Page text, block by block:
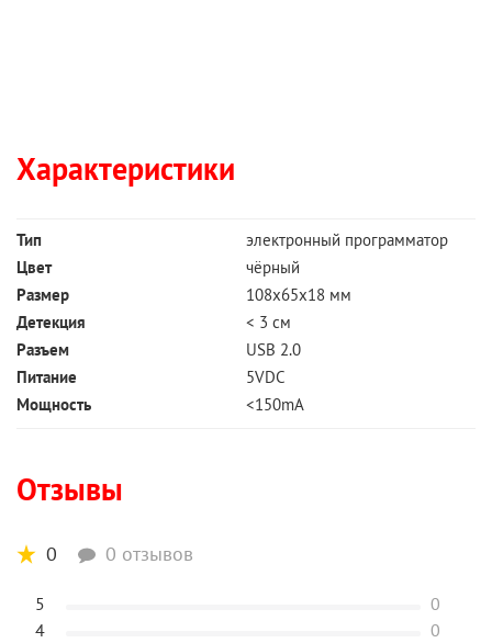
Характеристики
Тип
электронный программатор
Цвет
чёрный
Размер
108х65х18 мм
Детекция
< 3 см
Разъем
USB 2.0
Питание
5VDC
Мощность
<150mA
Отзывы
0 0 отзывов
5
0
4
0